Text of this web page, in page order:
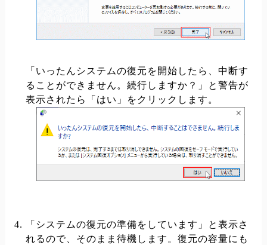
「いったんシステムの復元を開始したら、中断す
ることができません。続行しますか？」と警告が
表示されたら「はい」をクリックします。
「システムの復元の準備をしています」と表示さ
れるので、そのまま待機します。復元の容量にも